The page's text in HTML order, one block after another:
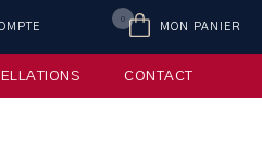
MON PANIER
0
CONTACT